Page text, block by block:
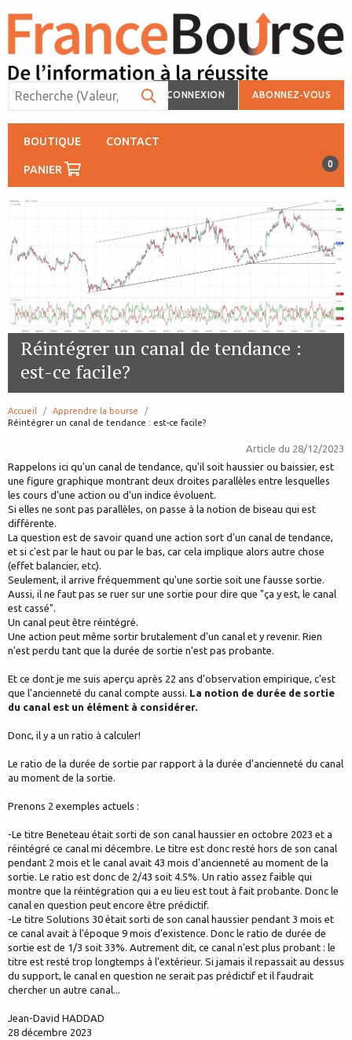
CONNEXION ABONNEZ-VOUS
BOUTIQUE CONTACT
PANIER 0
Réintégrer un canal de tendance :
est-ce facile?
Accueil
Apprendre la bourse
page:
Réintégrer un canal de tendance : est-ce facile?
Article du 28/12/2023
Rappelons ici qu'un canal de tendance, qu'il soit haussier ou baissier, est
une figure graphique montrant deux droites parallèles entre lesquelles
les cours d'une action ou d'un indice évoluent.
Si elles ne sont pas parallèles, on passe à la notion de biseau qui est
différente.
La question est de savoir quand une action sort d'un canal de tendance,
et si c'est par le haut ou par le bas, car cela implique alors autre chose
(effet balancier, etc).
Seulement, il arrive fréquemment qu'une sortie soit une fausse sortie.
Aussi, il ne faut pas se ruer sur une sortie pour dire que "ça y est, le canal
est cassé".
Un canal peut être réintégré.
Une action peut même sortir brutalement d'un canal et y revenir. Rien
n'est perdu tant que la durée de sortie n'est pas probante.
Et ce dont je me suis aperçu après 22 ans d'observation empirique, c'est
que l'ancienneté du canal compte aussi. La notion de durée de sortie
du canal est un élément à considérer.
Donc, il y a un ratio à calculer!
Le ratio de la durée de sortie par rapport à la durée d'ancienneté du canal
au moment de la sortie.
Prenons 2 exemples actuels :
-Le titre Beneteau était sorti de son canal haussier en octobre 2023 et a
réintégré ce canal mi décembre. Le titre est donc resté hors de son canal
pendant 2 mois et le canal avait 43 mois d'ancienneté au moment de la
sortie. Le ratio est donc de 2/43 soit 4.5%. Un ratio assez faible qui
montre que la réintégration qui a eu lieu est tout à fait probante. Donc le
canal en question peut encore être prédictif.
-Le titre Solutions 30 était sorti de son canal haussier pendant 3 mois et
ce canal avait à l'époque 9 mois d'existence. Donc le ratio de durée de
sortie est de 1/3 soit 33%. Autrement dit, ce canal n'est plus probant : le
titre est resté trop longtemps à l'extérieur. Si jamais il repassait au dessus
du support, le canal en question ne serait pas prédictif et il faudrait
chercher un autre canal...
Jean-David HADDAD
28 décembre 2023